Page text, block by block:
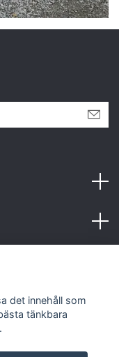
det innehåll som
tänkbara